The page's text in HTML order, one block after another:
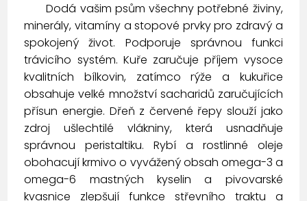
Dodá vašim psům všechny potřebné živiny,
minerály, vitamíny a stopové prvky pro zdravý a
spokojený život. Podporuje správnou funkci
trávicího systém. Kuře zaručuje příjem vysoce
kvalitních bílkovin, zatímco rýže a kukuřice
obsahuje velké množství sacharidů zaručujících
přísun energie. Dřeň z červené řepy slouží jako
zdroj ušlechtilé vlákniny, která usnadňuje
správnou peristaltiku. Rybí a rostlinné oleje
obohacují krmivo o vyvážený obsah omega-3 a
omega-6 mastných kyselin a pivovarské
kvasnice zlepšují funkce střevního traktu a